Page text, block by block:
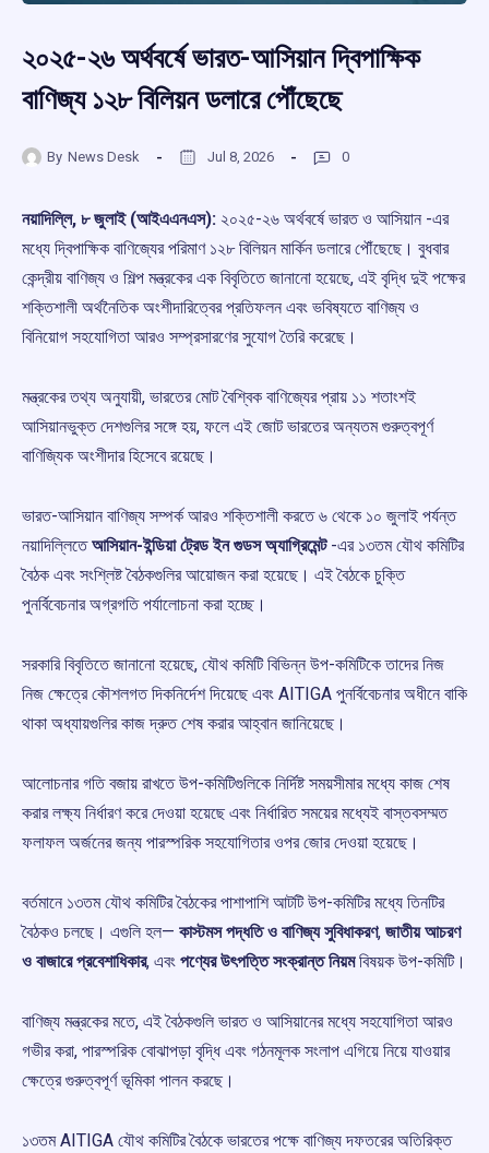
২০২৫-২৬ অর্থবর্ষে ভারত-আসিয়ান দ্বিপাক্ষিক
বাণিজ্য ১২৮ বিলিয়ন ডলারে পৌঁছেছে
By News Desk Jul 8, 2026 0
নয়াদিল্লি, ৮ জুলাই (আইএএনএস): ২০২৫-২৬ অর্থবর্ষে ভারত ও আসিয়ান -এর
মধ্যে দ্বিপাক্ষিক বাণিজ্যের পরিমাণ ১২৮ বিলিয়ন মার্কিন ডলারে পৌঁছেছে। বুধবার
কেন্দ্রীয় বাণিজ্য ও শিল্প মন্ত্রকের এক বিবৃতিতে জানানো হয়েছে, এই বৃদ্ধি দুই পক্ষের
শক্তিশালী অর্থনৈতিক অংশীদারিত্বের প্রতিফলন এবং ভবিষ্যতে বাণিজ্য ও
বিনিয়োগ সহযোগিতা আরও সম্প্রসারণের সুযোগ তৈরি করেছে।
মন্ত্রকের তথ্য অনুযায়ী, ভারতের মোট বৈশ্বিক বাণিজ্যের প্রায় ১১ শতাংশই
আসিয়ানভুক্ত দেশগুলির সঙ্গে হয়, ফলে এই জোট ভারতের অন্যতম গুরুত্বপূর্ণ
বাণিজ্যিক অংশীদার হিসেবে রয়েছে।
ভারত-আসিয়ান বাণিজ্য সম্পর্ক আরও শক্তিশালী করতে ৬ থেকে ১০ জুলাই পর্যন্ত
নয়াদিল্লিতেআসিয়ান-ইন্ডিয়া ট্রেড ইন গুডস অ্যাগ্রিমেন্ট -এর ১৩তম যৌথ কমিটির
বৈঠক এবং সংশ্লিষ্ট বৈঠকগুলির আয়োজন করা হয়েছে। এই বৈঠকে চুক্তি
পুনর্বিবেচনার অগ্রগতি পর্যালোচনা করা হচ্ছে।
সরকারি বিবৃতিতে জানানো হয়েছে, যৌথ কমিটি বিভিন্ন উপ-কমিটিকে তাদের নিজ
নিজ ক্ষেত্রে কৌশলগত দিকনির্দেশ দিয়েছে এবং AITIGA পুনর্বিবেচনার অধীনে বাকি
থাকা অধ্যায়গুলির কাজ দ্রুত শেষ করার আহ্বান জানিয়েছে।
আলোচনার গতি বজায় রাখতে উপ-কমিটিগুলিকে নির্দিষ্ট সময়সীমার মধ্যে কাজ শেষ
করার লক্ষ্য নির্ধারণ করে দেওয়া হয়েছে এবং নির্ধারিত সময়ের মধ্যেই বাস্তবসম্মত
ফলাফল অর্জনের জন্য পারস্পরিক সহযোগিতার ওপর জোর দেওয়া হয়েছে।
বর্তমানে ১৩তম যৌথ কমিটির বৈঠকের পাশাপাশি আটটি উপ-কমিটির মধ্যে তিনটির
বৈঠকও চলছে। এগুলি হল— কাস্টমস পদ্ধতি ও বাণিজ্য সুবিধাকরণ, জাতীয় আচরণ
ও বাজারে প্রবেশাধিকার, এবং পণ্যের উৎপত্তি সংক্রান্ত নিয়মবিষয়ক উপ-কমিটি।
বাণিজ্য মন্ত্রকের মতে, এই বৈঠকগুলি ভারত ও আসিয়ানের মধ্যে সহযোগিতা আরও
গভীর করা, পারস্পরিক বোঝাপড়া বৃদ্ধি এবং গঠনমূলক সংলাপ এগিয়ে নিয়ে যাওয়ার
ক্ষেত্রে গুরুত্বপূর্ণ ভূমিকা পালন করছে।
১৩তম AITIGA যৌথ কমিটির বৈঠকে ভারতের পক্ষে বাণিজ্য দফতরের অতিরিক্ত